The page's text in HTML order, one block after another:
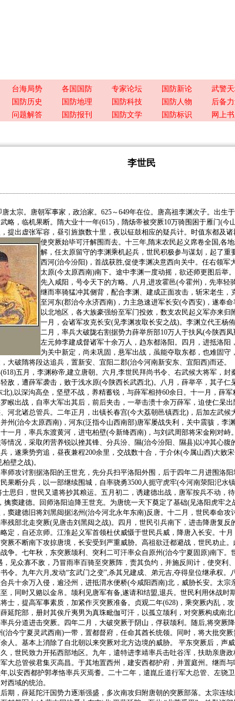
台海局势 各国国防 专家论坛 国防新论 武警
国防历史 国防地理 国防科技 国防人物 后备
问题解答 国防报刊 国防文学 国防标识 网上
李世民
宗。唐朝军事家，政治家。625～649年在位。唐高祖李渊次子。出生
略，临机果断。隋大业十一年(615)，隋炀帝被突厥10万骑围困于雁门(今
提出虚张军容，昼引旌旗数十里，夜以钲鼓相应的疑兵计。时值东都及
使突厥始毕可汗解围而去。 十三年,隋末农民起义席卷全国,各
解，任太原留守的李渊乘机起兵，世民积极参与谋划，起了重
西河(治今汾阳)，首战获胜,促使李渊决意西向关中。任右领军
太原(今太原西南)南下。途中李渊一度动摇，欲还师更图后举
先入咸阳，号令天下的方略。八月,进攻霍邑(今霍州)，先率轻
继而率骑猛冲其侧背，配合李渊、建成正面攻击，斩宋老生，
至河东(郡治今永济西南)，力主急速进军长安(今西安)，遂奉
以北地区，各大族豪强纷至军门投效，数支农民起义军亦来归
一月，会诸军攻克长安(见李渊攻取长安之战)。李渊立代王杨
二月，率兵大破陇右割据势力薛举所部10万人于扶风(今陕西
左元帅李建成督诸军十余万人，趋东都洛阳。四月，进抵洛阳
为关中新定，尚未巩固，悬军出战，虽能夺取东都，也难固守
大破隋将段达追兵，置新安、宜阳二郡(治今河南新安东、宜阳西)而还。
五月，李渊称帝,建立唐朝。六月,李世民拜尚书令、右武候大将军，封
敌，遭薛军袭击，败于浅水原(今陕西长武西北)。八月，薛举卒，其子仁
北),以深沟高垒，坚壁不战，养精蓄锐，与薛军相持60余日。十一月，薛
睺出战，自率大军出其后，前后夹击，一举击溃十余万薛军，迫使仁杲
河北诸总管兵。二年正月，出镇长春宫(今大荔朝邑镇西北)，后加左武候
州(治今太原西南)，河东(泛指今山西南部)唐军屡战失利，关中震骇，李
一月，率兵东渡黄河，进屯柏壁(今新绛西南)，与刘武周部将宋金刚对峙
情况，采取闭营养锐以挫其锋、分兵汾、隰(治今汾阳、隰县)以冲其心腹
，遂乘势穷追，昼夜兼程200余里，交战数十合，于介休(今属山西)大败
壁之战)。
攻讨割据洛阳的王世充，先分兵扫平洛阳外围，后于四年二月进围洛阳
果断分兵，以一部继续围城，自率骁勇3500人扼守虎牢(今河南荥阳汜水
士思归，世民又遣将抄其粮运。五月初二，诱建德出战，唐军按兵不动，
擒窦建德。回师洛阳迫降王世充。为唐统一天下奠定了基础(见洛阳虎牢
窦建德旧将刘黑闼据洺州(治今河北永年东南)反唐。十二月，世民奉命攻
残部北走突厥(见唐击刘黑闼之战)。四月，世民引兵南下，进击降唐复反
定，自还京师。江淮起义军首领杜伏威慑于世民兵威，降唐入长安。十月
不断南下攻掠唐境，长安受到严重威胁。高祖欲迁都避战，世民劝止。
争。七年秋，东突厥颉利、突利二可汗率众自原州(治今宁夏固原)南下。
，见众寡不敌，乃冒雨率百骑至突厥阵，责其负约，并施反间计，使突利
令。九年六月,发动“玄武门之变”,杀其兄建成、弟元吉,夺得皇位继承权。
兵十余万入侵，逾泾州，进抵渭水便桥(今咸阳西南)北，威胁长安。太宗
，同时又赂以金帛。颉利见唐军有备,遂请和结盟,退兵。世民利用休战时
士，提高军事素质，加紧作灭突厥准备。贞观二年(628)，乘突厥内乱，
延陀部，册封其俟斤夷男为真珠毗伽可汗，以孤立颉利，对突厥构成南北
兵分道进击突厥。四年二月，大破突厥于阴山，俘获颉利。随后,将突厥
(治今宁夏灵武西南)一带，置都督府，任命其酋长统领。同时，将大批突
人。基本上消除了自北朝以来突厥对北方边境的威胁。 平东突厥后，声
，世民致力开拓西部地区。九年，遣特进李靖率兵击吐谷浑，扶助亲唐
大总管侯君集灭高昌。于其地置西州，建安西都护府，并置庭州。继而
,以安西都护郭孝恪率兵灭焉耆。二十二年，遣崑丘道行军大总管、左骁
西域的统治。
，薛延陀汗国势力逐渐强盛，多次南攻归附唐朝的突厥部落。太宗连续